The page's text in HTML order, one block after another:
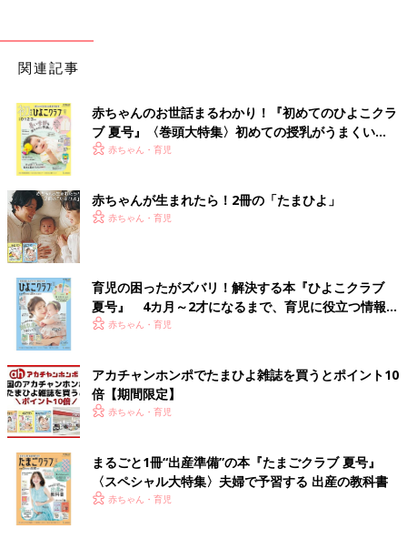
関連記事
赤ちゃんのお世話まるわかり！『初めてのひよこクラ
ブ 夏号』〈巻頭大特集〉初めての授乳がうまくい
く！ おっぱい・ミルクの基本と夏のトラブル 解決テ
赤ちゃん・育児
赤ちゃんが生まれたら！2冊の「たまひよ」
赤ちゃん・育児
育児の困ったがズバリ！解決する本『ひよこクラブ
夏号』 4カ月～2才になるまで、育児に役立つ情報が
いっぱい！
赤ちゃん・育児
アカチャンホンポでたまひよ雑誌を買うとポイント10
倍【期間限定】
赤ちゃん・育児
まるごと1冊“出産準備”の本『たまごクラブ 夏号』
〈スペシャル大特集〉夫婦で予習する 出産の教科書
赤ちゃん・育児